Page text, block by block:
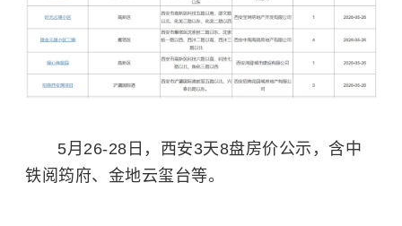
5月26-28日，西安3天8盘房价公示，含中
铁阅筠府、金地云玺台等。